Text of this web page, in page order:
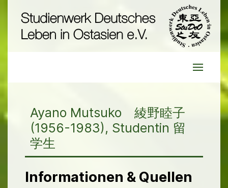
Ayano Mutsuko 綾野睦子
(1956-1983), Studentin 留
学生
Informationen & Quellen